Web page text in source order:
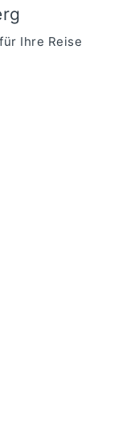
Ihre Reise